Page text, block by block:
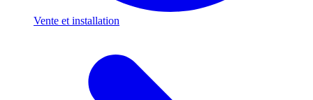
Vente et installation